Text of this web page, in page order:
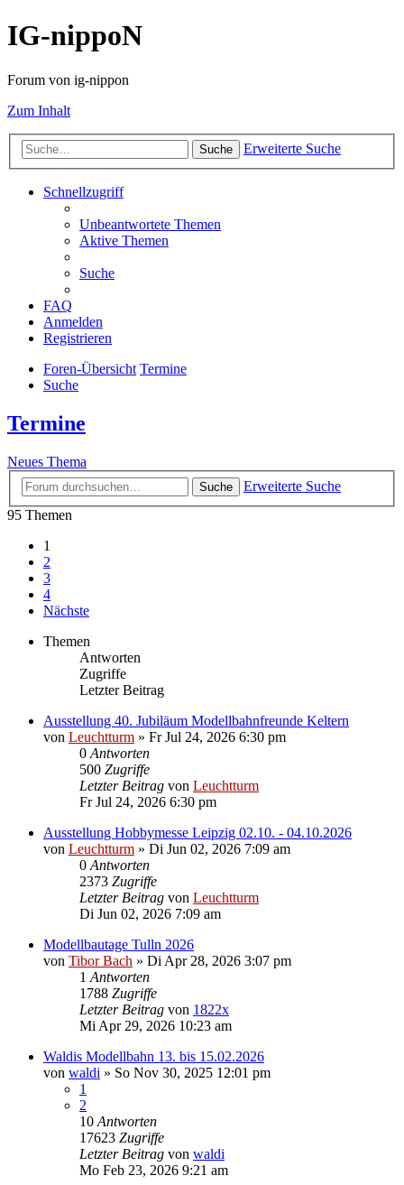
IG-nippoN
Forum von ig-nippon
Zum Inhalt
Suche Erweiterte Suche
Schnellzugriff
Unbeantwortete Themen
Aktive Themen
Suche
FAQ
Anmelden
Registrieren
Foren-Übersicht Termine
Suche
Termine
Neues Thema
Suche
Erweiterte Suche
95 Themen
1
2
3
4
Nächste
Themen
Antworten
Zugriffe
Letzter Beitrag
Ausstellung 40. Jubiläum Modellbahnfreunde Keltern
von Leuchtturm » Fr Jul 24, 2026 6:30 pm
0 Antworten
500 Zugriffe
Letzter Beitrag von Leuchtturm
Fr Jul 24, 2026 6:30 pm
Ausstellung Hobbymesse Leipzig 02.10. - 04.10.2026
von Leuchtturm » Di Jun 02, 2026 7:09 am
0 Antworten
2373 Zugriffe
Letzter Beitrag von Leuchtturm
Di Jun 02, 2026 7:09 am
Modellbautage Tulln 2026
von Tibor Bach » Di Apr 28, 2026 3:07 pm
1 Antworten
1788 Zugriffe
Letzter Beitrag von 1822x
Mi Apr 29, 2026 10:23 am
Waldis Modellbahn 13. bis 15.02.2026
von waldi » So Nov 30, 2025 12:01 pm
1
2
10 Antworten
17623 Zugriffe
Letzter Beitrag von waldi
Mo Feb 23, 2026 9:21 am